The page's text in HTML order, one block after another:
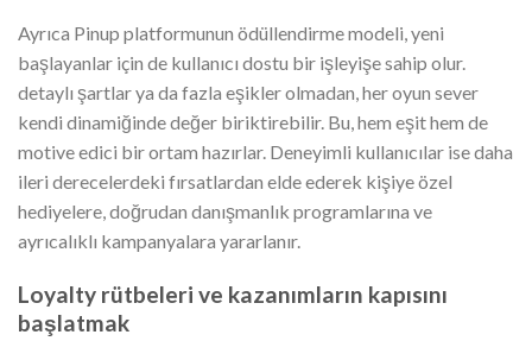
Ayrıca Pinup platformunun ödüllendirme modeli, yeni
başlayanlar için de kullanıcı dostu bir işleyişe sahip olur.
detaylı şartlar ya da fazla eşikler olmadan, her oyun sever
kendi dinamiğinde değer biriktirebilir. Bu, hem eşit hem de
motive edici bir ortam hazırlar. Deneyimli kullanıcılar ise daha
ileri derecelerdeki fırsatlardan elde ederek kişiye özel
hediyelere, doğrudan danışmanlık programlarına ve
ayrıcalıklı kampanyalara yararlanır.
Loyalty rütbeleri ve kazanımların kapısını
başlatmak